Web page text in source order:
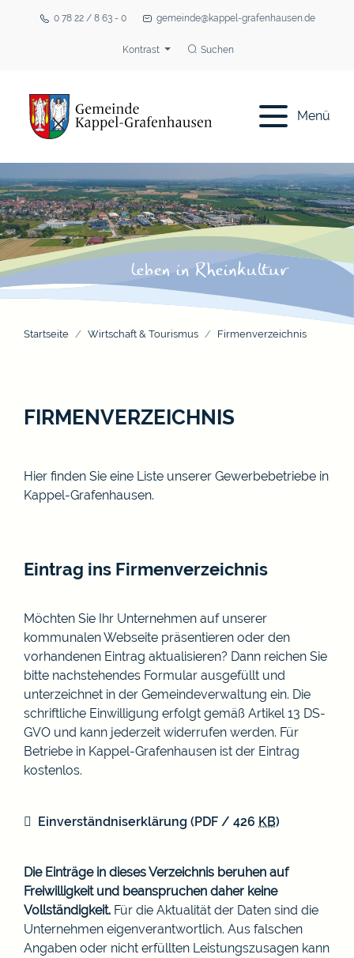
0 78 22 / 8 63 - 0 gemeinde@kappel-grafenhausen.de
Kontrast Suchen
Menü
Startseite Wirtschaft & Tourismus Firmenverzeichnis
FIRMENVERZEICHNIS
Hier finden Sie eine Liste unserer Gewerbebetriebe in
Kappel-Grafenhausen.
Eintrag ins Firmenverzeichnis
Möchten Sie Ihr Unternehmen auf unserer
kommunalen Webseite präsentieren oder den
vorhandenen Eintrag aktualisieren? Dann reichen Sie
bitte nachstehendes Formular ausgefüllt und
unterzeichnet in der Gemeindeverwaltung ein. Die
schriftliche Einwilligung erfolgt gemäß Artikel 13 DS-
GVO und kann jederzeit widerrufen werden. Für
Betriebe in Kappel-Grafenhausen ist der Eintrag
kostenlos.
Einverständniserklärung (PDF / 426 KB)
Die Einträge in dieses Verzeichnis beruhen auf
Freiwilligkeit und beanspruchen daher keine
Vollständigkeit. Für die Aktualität der Daten sind die
Unternehmen eigenverantwortlich. Aus falschen
Angaben oder nicht erfüllten Leistungszusagen kann